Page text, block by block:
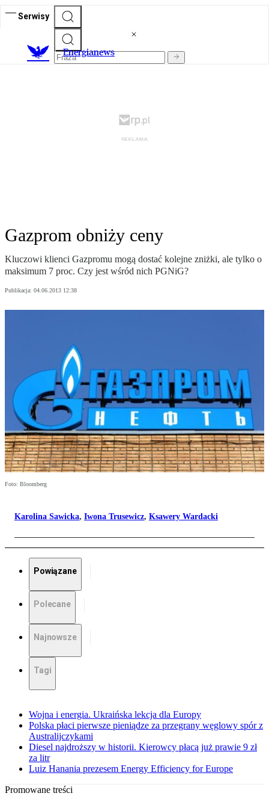
Serwisy
Energianews
Gazprom obniży ceny
Kluczowi klienci Gazpromu mogą dostać kolejne zniżki, ale tylko o
maksimum 7 proc. Czy jest wśród nich PGNiG?
Publikacja: 04.06.2013 12:38
Foto: Bloomberg
Karolina Sawicka, Iwona Trusewicz, Ksawery Wardacki
Powiązane
Polecane
Najnowsze
Tagi
Wojna i energia. Ukraińska lekcja dla Europy
Polska płaci pierwsze pieniądze za przegrany węglowy spór z
Australijczykami
Diesel najdroższy w historii. Kierowcy płacą już prawie 9 zł
za litr
Luiz Hanania prezesem Energy Efficiency for Europe
Promowane treści